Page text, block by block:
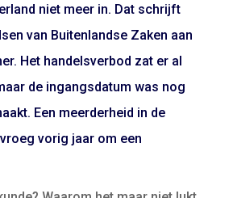
niet meer in. Dat schrijft
van Buitenlandse Zaken aan
Het handelsverbod zat er al
de ingangsdatum was nog
Een meerderheid in de
vorig jaar om een